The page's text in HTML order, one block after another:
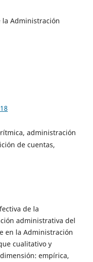
la Administración
administración
de cuentas,
de la
administrativa del
en la Administración
cualitativo y
empírica,